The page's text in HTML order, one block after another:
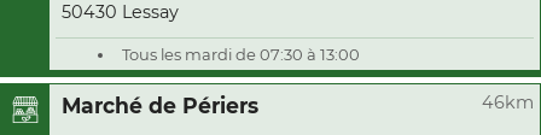
50430 Lessay
Tous les mardi de 07:30 à 13:00
Marché de Périers 46km